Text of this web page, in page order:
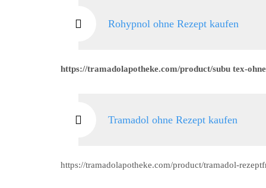
Rohypnol ohne Rezept kaufen
https://tramadolapotheke.com/product/subu tex-
Tramadol ohne Rezept kaufen
https://tramadolapotheke.com/product/tramadol-